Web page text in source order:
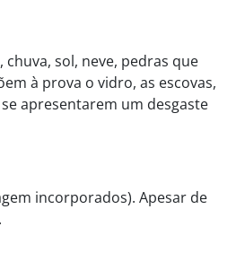
sol, neve, pedras que
à prova o vidro, as escovas,
apresentarem um desgaste
incorporados). Apesar de